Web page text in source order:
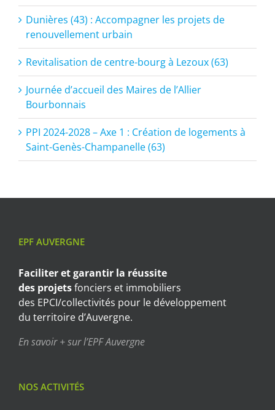
Dunières (43) : Accompagner les projets de
renouvellement urbain
Revitalisation de centre-bourg à Lezoux (63)
Journée d’accueil des Maires de l’Allier
Bourbonnais
PPI 2024-2028 – Axe 1 : Création de logements à
Saint-Genès-Champanelle (63)
EPF AUVERGNE
Faciliter et garantir la réussite
des projetsfonciers et immobiliers
des EPCI/collectivités pour le développement
du territoire d’Auvergne.
En savoir + sur l’EPF Auvergne
NOS ACTIVITÉS